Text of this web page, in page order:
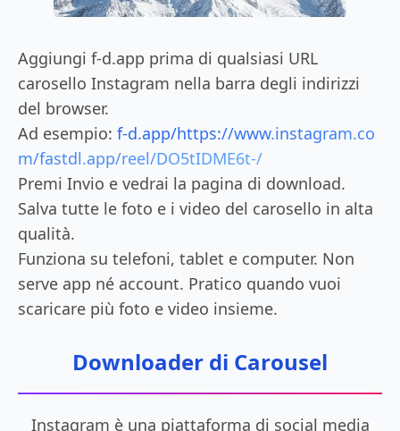
Aggiungi f-d.app prima di qualsiasi URL
carosello Instagram nella barra degli indirizzi
del browser.
Ad esempio: f-d.app/https://www.instagram.co
m/fastdl.app/reel/DO5tIDME6t-/
Premi Invio e vedrai la pagina di download.
Salva tutte le foto e i video del carosello in alta
qualità.
Funziona su telefoni, tablet e computer. Non
serve app né account. Pratico quando vuoi
scaricare più foto e video insieme.
Downloader di Carousel
Instagram è una piattaforma di social media